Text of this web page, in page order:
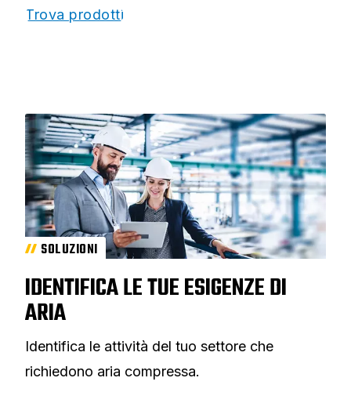
Trova prodotti
SOLUZIONI
IDENTIFICA LE TUE ESIGENZE DI
ARIA
Identifica le attività del tuo settore che
richiedono aria compressa.